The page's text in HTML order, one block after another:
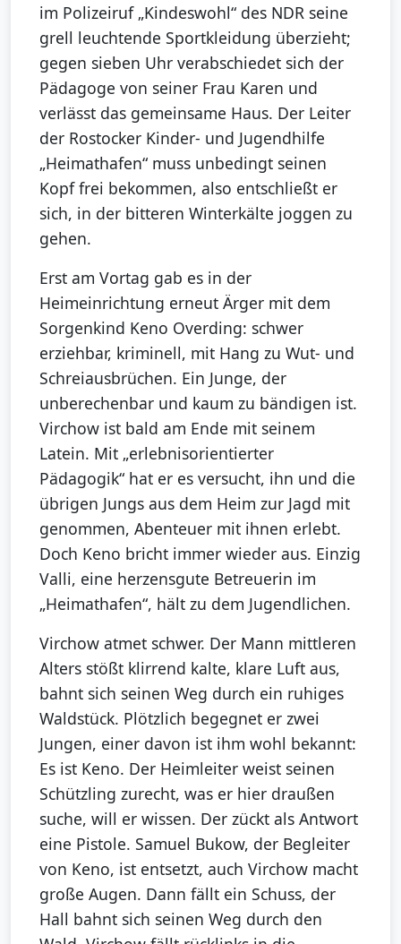
im Polizeiruf „Kindeswohl“ des NDR seine
grell leuchtende Sportkleidung überzieht;
gegen sieben Uhr verabschiedet sich der
Pädagoge von seiner Frau Karen und
verlässt das gemeinsame Haus. Der Leiter
der Rostocker Kinder- und Jugendhilfe
„Heimathafen“ muss unbedingt seinen
Kopf frei bekommen, also entschließt er
sich, in der bitteren Winterkälte joggen zu
gehen.
Erst am Vortag gab es in der
Heimeinrichtung erneut Ärger mit dem
Sorgenkind Keno Overding: schwer
erziehbar, kriminell, mit Hang zu Wut- und
Schreiausbrüchen. Ein Junge, der
unberechenbar und kaum zu bändigen ist.
Virchow ist bald am Ende mit seinem
Latein. Mit „erlebnisorientierter
Pädagogik“ hat er es versucht, ihn und die
übrigen Jungs aus dem Heim zur Jagd mit
genommen, Abenteuer mit ihnen erlebt.
Doch Keno bricht immer wieder aus. Einzig
Valli, eine herzensgute Betreuerin im
„Heimathafen“, hält zu dem Jugendlichen.
Virchow atmet schwer. Der Mann mittleren
Alters stößt klirrend kalte, klare Luft aus,
bahnt sich seinen Weg durch ein ruhiges
Waldstück. Plötzlich begegnet er zwei
Jungen, einer davon ist ihm wohl bekannt:
Es ist Keno. Der Heimleiter weist seinen
Schützling zurecht, was er hier draußen
suche, will er wissen. Der zückt als Antwort
eine Pistole. Samuel Bukow, der Begleiter
von Keno, ist entsetzt, auch Virchow macht
große Augen. Dann fällt ein Schuss, der
Hall bahnt sich seinen Weg durch den